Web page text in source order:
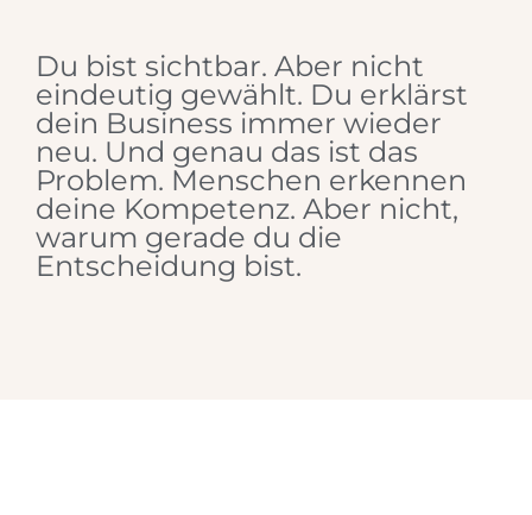
Du bist sichtbar. Aber nicht
eindeutig gewählt. Du erklärst
dein Business immer wieder
neu. Und genau das ist das
Problem. Menschen erkennen
deine Kompetenz. Aber nicht,
warum gerade du die
Entscheidung bist.